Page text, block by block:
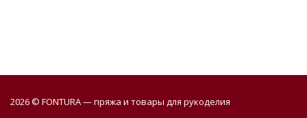
2026 © FONTURA — пряжа и товары для рукоделия